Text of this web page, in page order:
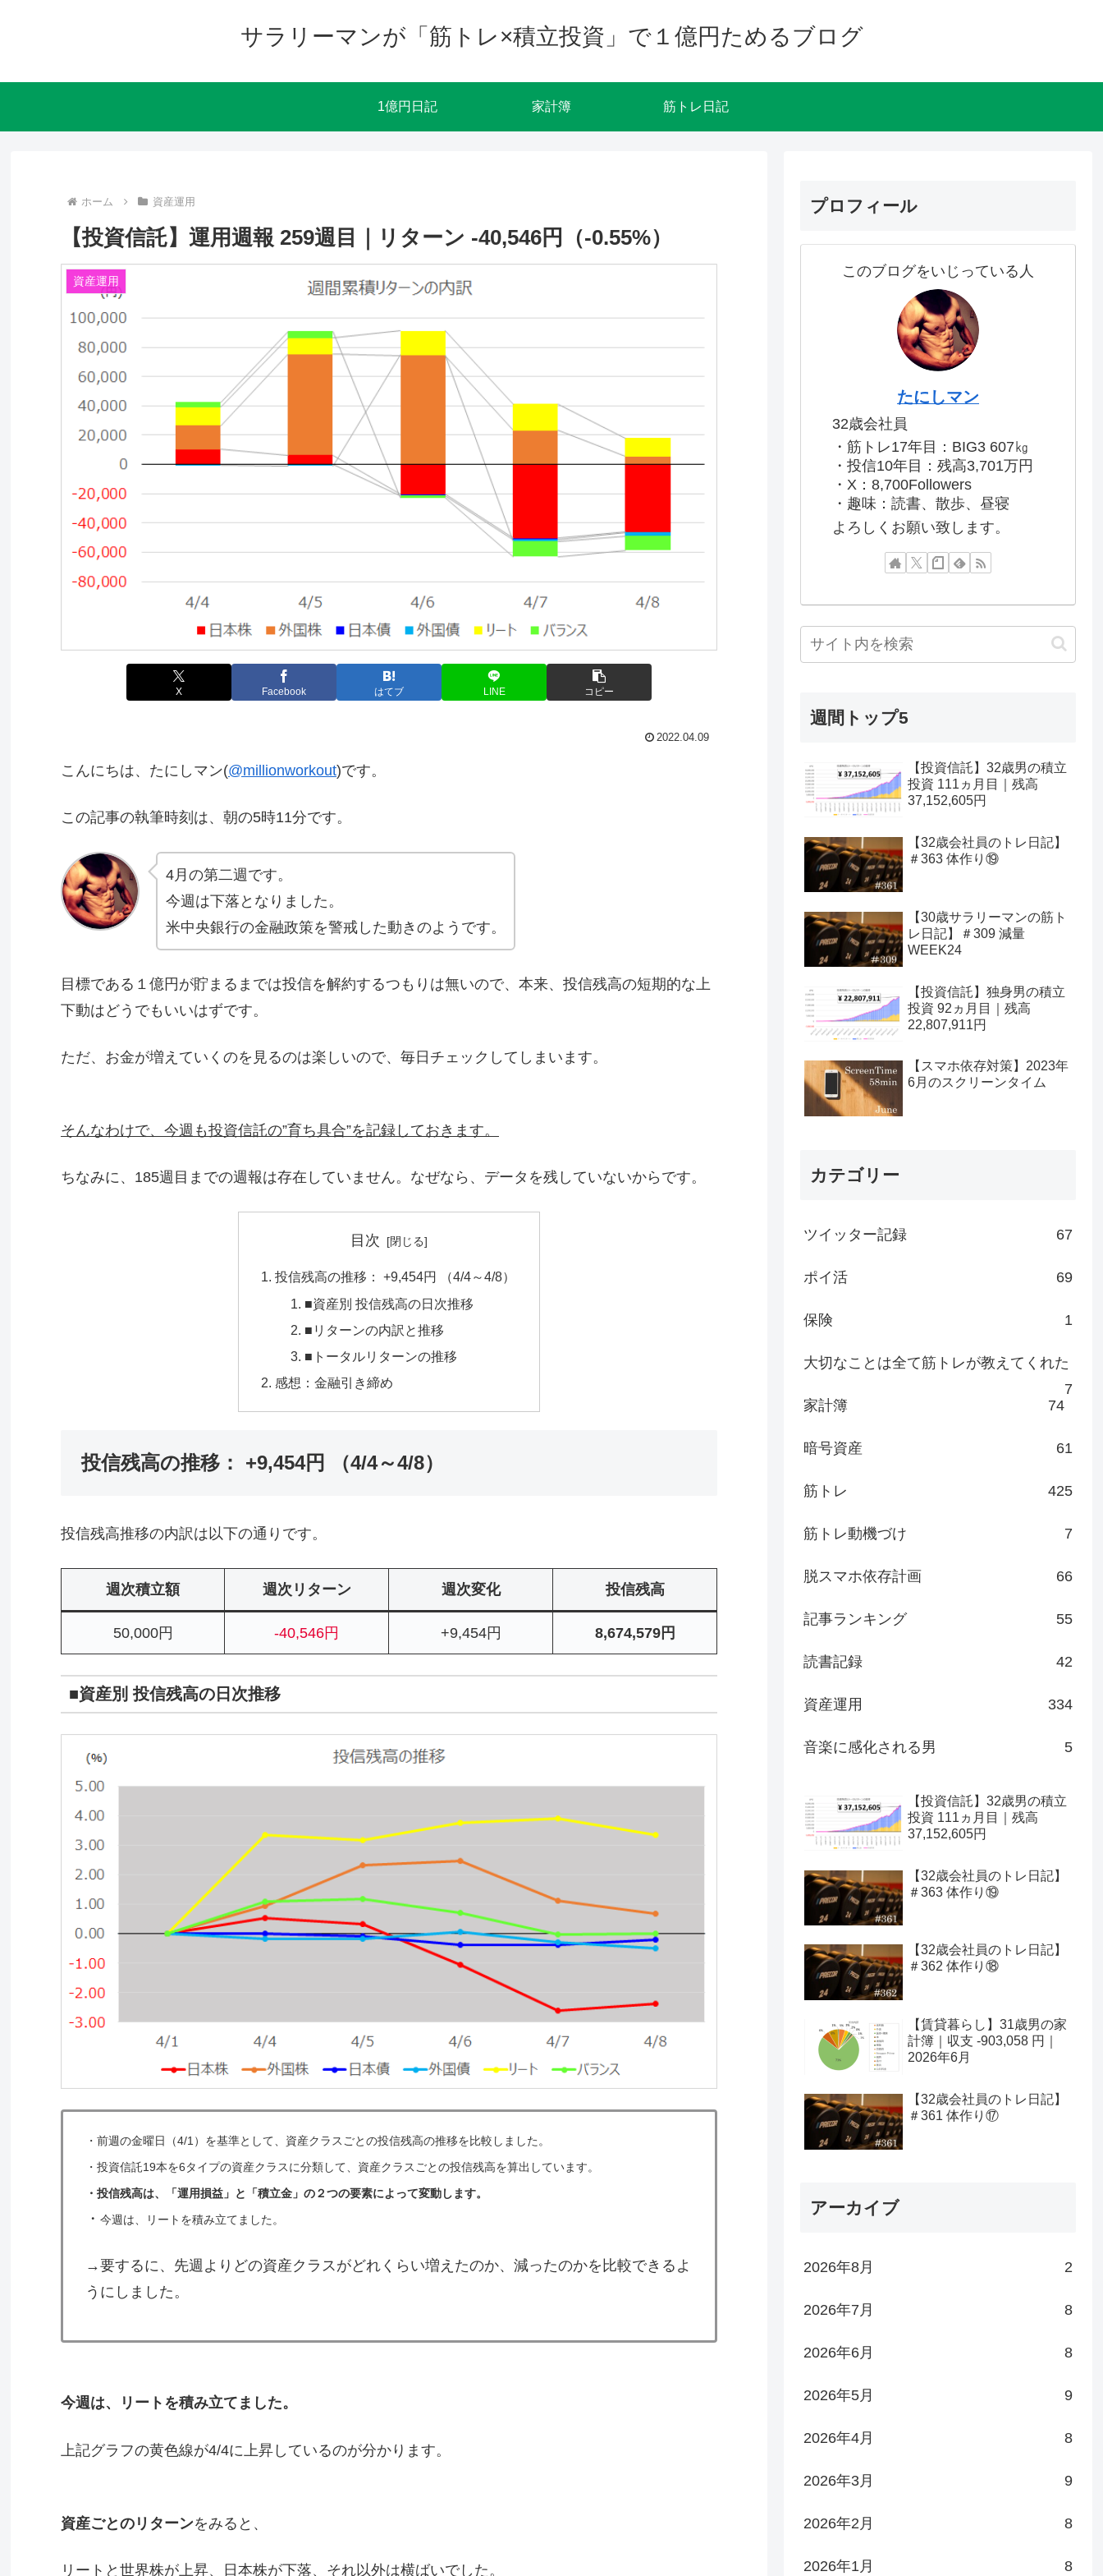
サラリーマンが「筋トレ×積立投資」で１億円ためるブログ
1億円日記 家計簿 筋トレ日記
ホーム 資産運用
【投資信託】運用週報 259週目｜リターン -40,546円（-0.55%）
資産運用
X Facebook はてブ LINE コピー
2022.04.09
こんにちは、たにしマン(@millionworkout)です。
この記事の執筆時刻は、朝の5時11分です。
4月の第二週です。
今週は下落となりました。
米中央銀行の金融政策を警戒した動きのようです。
目標である１億円が貯まるまでは投信を解約するつもりは無いので、本来、投信残高の短期的な上
下動はどうでもいいはずです。
ただ、お金が増えていくのを見るのは楽しいので、毎日チェックしてしまいます。
そんなわけで、今週も投資信託の”育ち具合”を記録しておきます。
ちなみに、185週目までの週報は存在していません。なぜなら、データを残していないからです。
目次
投信残高の推移： +9,454円 （4/4～4/8）
■資産別 投信残高の日次推移
■リターンの内訳と推移
■トータルリターンの推移
感想：金融引き締め
投信残高の推移： +9,454円 （4/4～4/8）
投信残高推移の内訳は以下の通りです。
週次積立額 週次リターン 週次変化 投信残高
50,000円 -40,546円 +9,454円 8,674,579円
■資産別 投信残高の日次推移
・ 前週の金曜日（4/1）を基準として、資産クラスごとの投信残高の推移を比較しました。
・ 投資信託19本を6タイプの資産クラスに分類して、資産クラスごとの投信残高を算出しています。
・投信残高は、「運用損益」と「積立金」の２つの要素によって変動します。
・ 今週は、リートを積み立てました。
→要するに、先週よりどの資産クラスがどれくらい増えたのか、減ったのかを比較できるよ
うにしました。
今週は、リートを積み立てました。
上記グラフの黄色線が4/4に上昇しているのが分かります。
資産ごとのリターンをみると、
リートと世界株が上昇、日本株が下落、それ以外は横ばいでした。
プロフィール
このブログをいじっている人
たにしマン
32歳会社員
・筋トレ17年目：BIG3 607㎏
・投信10年目：残高3,701万円
・X：8,700Followers
・趣味：読書、散歩、昼寝
よろしくお願い致します。
週間トップ5
【投資信託】32歳男の積立
投資 111ヵ月目｜残高
37,152,605円
【32歳会社員のトレ日記】
＃363 体作り⑲
【30歳サラリーマンの筋ト
レ日記】＃309 減量
WEEK24
【投資信託】独身男の積立
投資 92ヵ月目｜残高
22,807,911円
【スマホ依存対策】2023年
6月のスクリーンタイム
カテゴリー
ツイッター記録 67
ポイ活 69
保険 1
大切なことは全て筋トレが教えてくれた
7
家計簿
74
暗号資産 61
筋トレ 425
筋トレ動機づけ 7
脱スマホ依存計画 66
記事ランキング 55
読書記録 42
資産運用 334
音楽に感化される男 5
【投資信託】32歳男の積立
投資 111ヵ月目｜残高
37,152,605円
【32歳会社員のトレ日記】
＃363 体作り⑲
【32歳会社員のトレ日記】
＃362 体作り⑱
【賃貸暮らし】31歳男の家
計簿｜収支 -903,058 円｜
2026年6月
【32歳会社員のトレ日記】
＃361 体作り⑰
アーカイブ
2026年8月 2
2026年7月 8
2026年6月 8
2026年5月 9
2026年4月 8
2026年3月 9
2026年2月 8
2026年1月 8